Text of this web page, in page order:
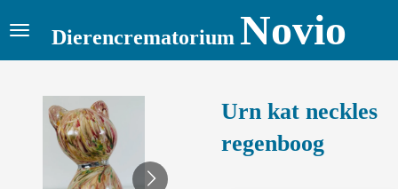
Ga
hoofdinhoud
Dierencrematorium Novio
Urn kat neckles
regenboog